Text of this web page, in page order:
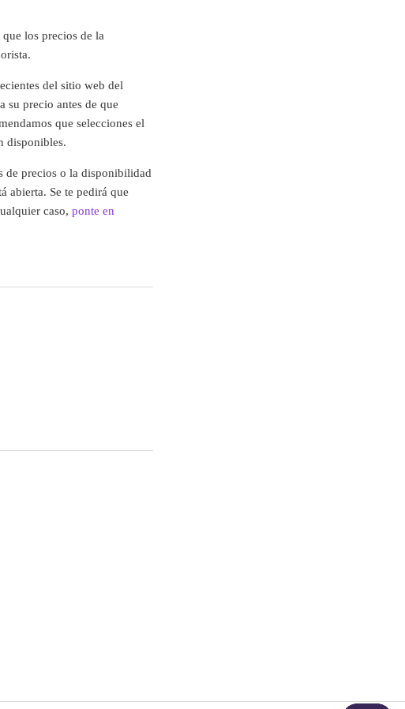
los precios de la
del sitio web del
su precio antes de que
que selecciones el
disponibles.
de precios o la disponibilidad
abierta. Se te pedirá que
caso,ponte en